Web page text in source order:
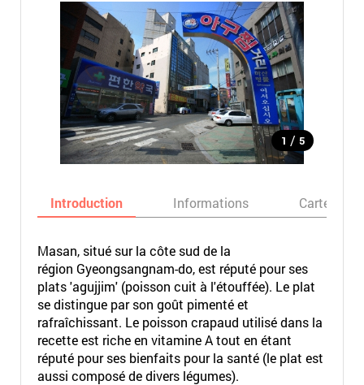
1 / 5
Introduction Informations Carte
Masan, situé sur la côte sud de la
région Gyeongsangnam-do, est réputé pour ses
plats 'agujjim' (poisson cuit à l'étouffée). Le plat
se distingue par son goût pimenté et
rafraîchissant. Le poisson crapaud utilisé dans la
recette est riche en vitamine A tout en étant
réputé pour ses bienfaits pour la santé (le plat est
aussi composé de divers légumes).